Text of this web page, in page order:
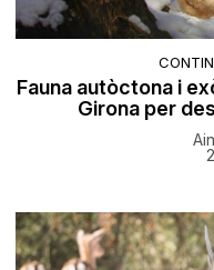
Fauna autòctona i
Girona per